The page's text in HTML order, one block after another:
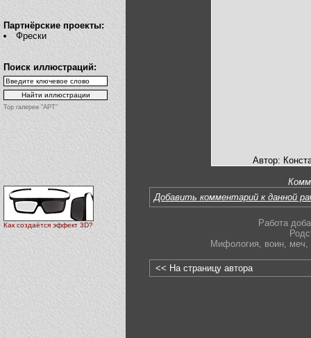
Партнёрские проекты:
Фрески
Поиск иллюстраций:
Top галереи "АРТ"
Как создаётся эффект 3D?
Автор:
Добавить комментарий к данной
Работа
Мифология, воин, меч,
<< На страницу автора